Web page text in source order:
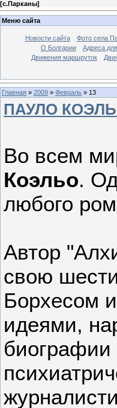
[с.Парканы]
Меню сайта
Новости сайта Фото села
О Болгарии
Адреса
Движения маршруток
Главная » 2009 » Февраль » 13
ПАУЛО
Во всем
Коэльо.
любого
Автор
свою
Борхесом
идеями,
биографии